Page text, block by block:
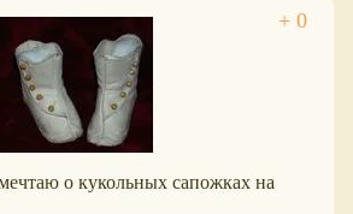
о кукольных сапожках на